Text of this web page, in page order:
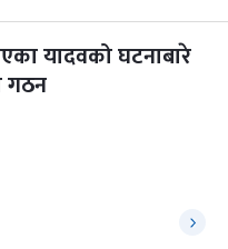
यादवको घटनाबारे
गठन